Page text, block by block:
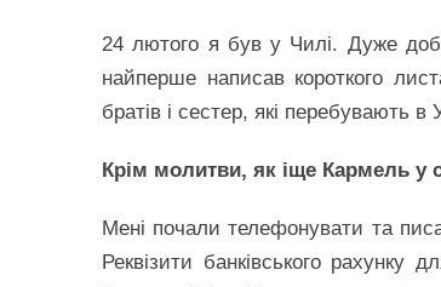
24 лютого я був у Чилі. Дуже
найперше написав короткого
братів і сестер, які перебувають в
Крім молитви, як іще Кармель у
Мені почали телефонувати та
Реквізити банківського